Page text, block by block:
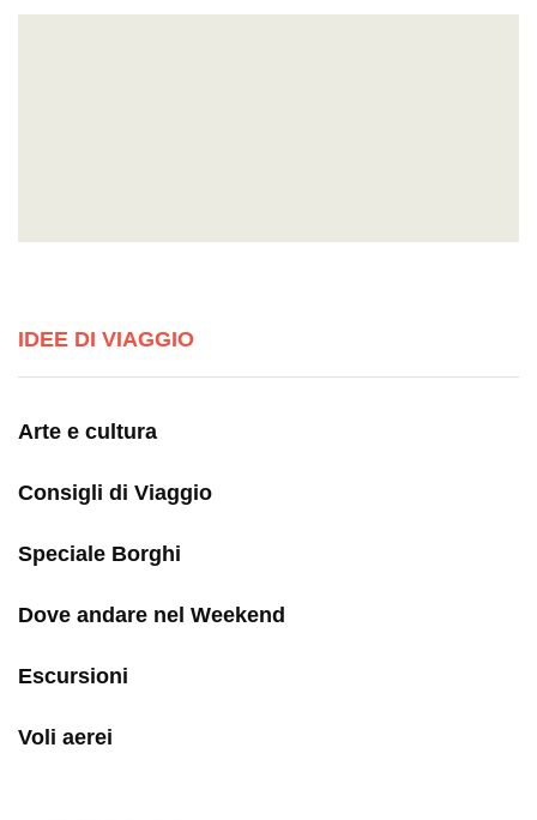
IDEE DI VIAGGIO
Arte e cultura
Consigli di Viaggio
Speciale Borghi
Dove andare nel Weekend
Escursioni
Voli aerei